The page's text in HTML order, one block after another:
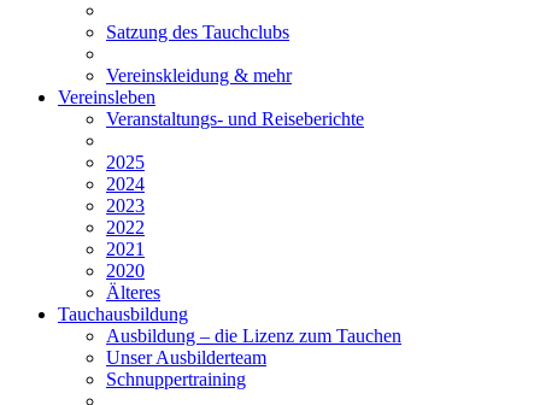
Satzung des Tauchclubs
Vereinskleidung & mehr
Vereinsleben
Veranstaltungs- und Reiseberichte
2025
2024
2023
2022
2021
2020
Älteres
Tauchausbildung
Ausbildung – die Lizenz zum Tauchen
Unser Ausbilderteam
Schnuppertraining